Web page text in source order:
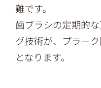
難です。
歯ブラシの定期的
グ技術が、プラー
となります。